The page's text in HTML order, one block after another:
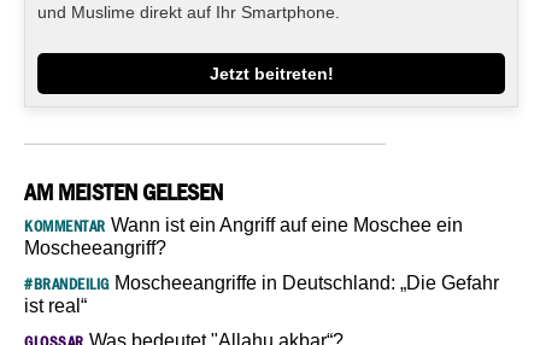
und Muslime direkt auf Ihr Smartphone.
Jetzt beitreten!
AM MEISTEN GELESEN
KOMMENTAR Wann ist ein Angriff auf eine Moschee ein
Moscheeangriff?
#BRANDEILIGMoscheeangriffe in Deutschland: „Die Gefahr
ist real“
Was bedeutet "Allahu akbar“?